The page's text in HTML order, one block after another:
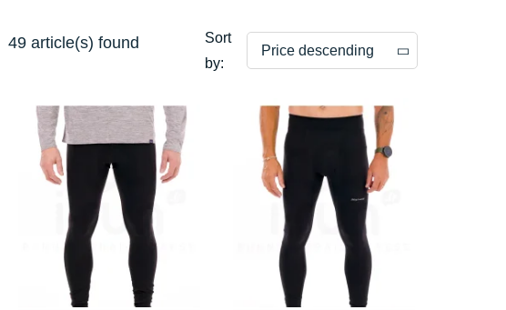
49 article(s) found
Sort
by:
Price descending
Price ascending